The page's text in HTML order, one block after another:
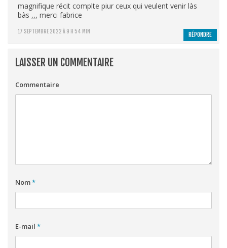
17 SEPTEMBRE 2022 À 9 H 54 MIN
magnifique récit complte piur ceux qui veulent venir làs
bàs ,,, merci fabrice
RÉPONDRE
LAISSER UN COMMENTAIRE
Commentaire
Nom*
E-mail *